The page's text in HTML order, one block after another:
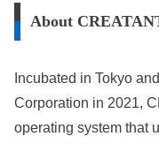
About
Incubated in Tokyo
Corporation in 2021,
operating system that